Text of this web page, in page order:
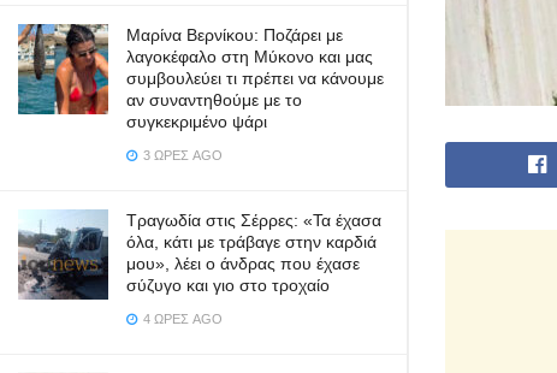
Μαρίνα Βερνίκου: Ποζάρει με
λαγοκέφαλο στη Μύκονο και μας
συμβουλεύει τι πρέπει να κάνουμε
αν συναντηθούμε με το
συγκεκριμένο ψάρι
3 ΏΡΕΣ AGO
Τραγωδία στις Σέρρες: «Τα έχασα
όλα, κάτι με τράβαγε στην καρδιά
μου», λέει ο άνδρας που έχασε
σύζυγο και γιο στο τροχαίο
4 ΏΡΕΣ AGO